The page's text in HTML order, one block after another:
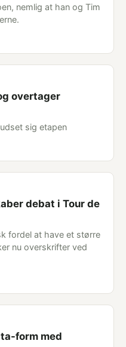
nemlig at han og Tim
overtager
sig etapen
debat i Tour de
fordel at have et større
nu overskrifter ved
form med